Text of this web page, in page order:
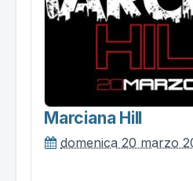
Marciana Hill
domenica 20 marzo